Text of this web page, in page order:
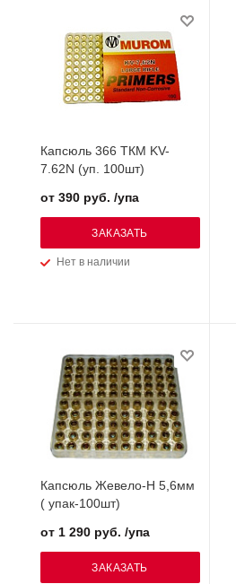
Капсюль 366 ТКМ KV-
7.62N (уп. 100шт)
Нет в наличии
от 390 руб. /упа
ЗАКАЗАТЬ
Капсюль Жевело-Н 5,6мм
( упак-100шт)
от 1 290 руб. /упа
ЗАКАЗАТЬ